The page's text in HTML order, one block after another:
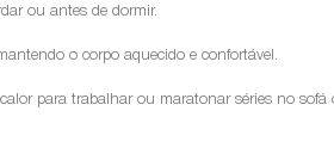
ou antes de dormir.
o corpo aquecido e confortável.
para trabalhar ou maratonar séries no sofá